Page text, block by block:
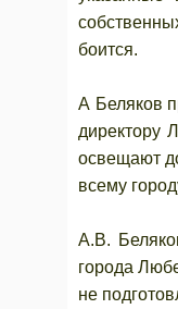
боится.
А Беляков
директору
освещают
всему
А.В.
города
не